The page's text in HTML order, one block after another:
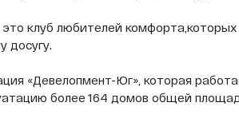
клуб любителей
досугу.
«Девелопмент-Юг», которая
более 164 домов общей